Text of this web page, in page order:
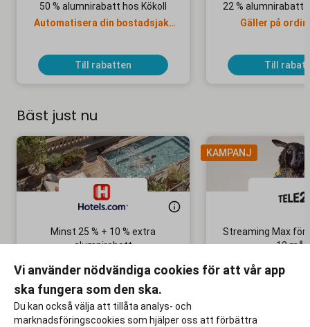
50 % alumnirabatt hos Kökoll
Automatisera din bostadsjakt
Till rabatten
22 % alumnirabatt
Gäller på
Till
Bäst just nu
Minst 25 % + 10 % extra
alumnirabatt
Till rabatten
KAMPANJ
Streaming Max för
12 mån
Ingen
Vi använder nödvändiga cookies för att vår app
ska fungera som den ska.
Du kan också välja att tillåta analys- och
marknadsföringscookies som hjälper oss att förbättra